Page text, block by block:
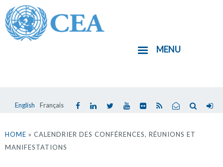
Aller
au
contenu
English Français
MENU
êtes
ici
HOME » CALENDRIER DES CONFÉRENCES, RÉUNIONS ET
MANIFESTATIONS